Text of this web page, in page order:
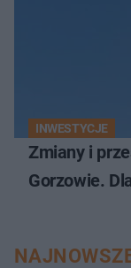
INWESTYCJE
Zmiany i
Gorzowie.